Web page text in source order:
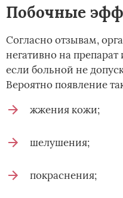
Побочные
Согласно отзывам,
негативно на
если больной не
Вероятно появление
жжения кожи;
шелушения;
покраснения;